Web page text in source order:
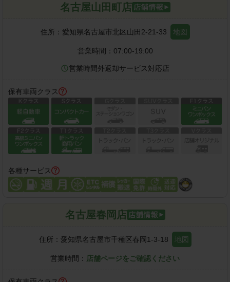
名古屋山田町店
住所： 愛知県名古屋市北区山田2-21-33 地図
営業時間： 07:00-19:00
営業時間外返却サービス対応店
保有車両クラス
各種サービス
名古屋春岡店
住所： 愛知県名古屋市千種区春岡1-3-18 地図
営業時間： 店舗ページをご確認ください